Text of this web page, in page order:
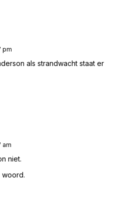
pm
als strandwacht staat er
am
niet.
woord.